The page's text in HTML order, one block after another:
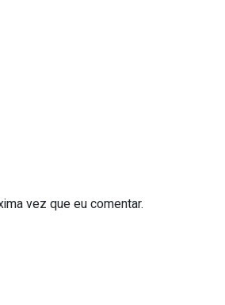
vez que eu comentar.